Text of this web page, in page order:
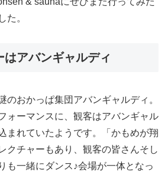
た。
はアバンギャルディ
のおかっぱ集団アバンギャルディ。
ォーマンスに、観客はアバンギャル
まれていたようです。「かもめが翔
クチャーもあり、観客の皆さんそし
も一緒にダンス♪会場が一体となっ